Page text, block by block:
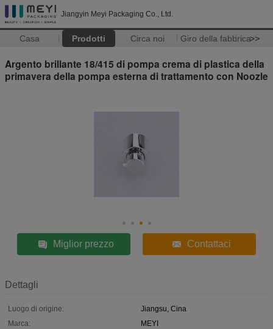
Jiangyin Meyi Packaging Co., Ltd.
Casa Prodotti Circa noi Giro della fabbrica>>
Argento brillante 18/415 di pompa crema di plastica della
primavera della pompa esterna di trattamento con Noozle
Miglior prezzo Contattaci
Dettagli
Luogo di origine:
Jiangsu, Cina
Marca:
MEYI